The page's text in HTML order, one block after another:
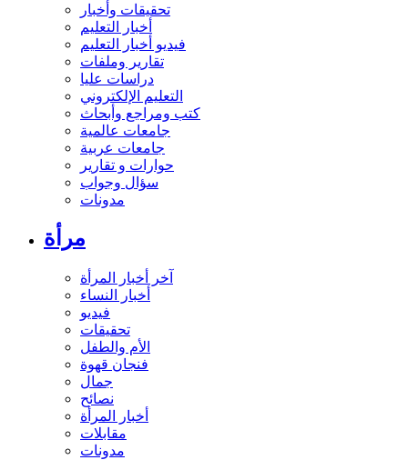
تحقيقات وأخبار
أخبار التعليم
فيديو أخبار التعليم
تقارير وملفات
دراسات عليا
التعليم الإلكتروني
كتب ومراجع وأبحاث
جامعات عالمية
جامعات عربية
حوارات و تقارير
سؤال وجواب
مدونات
مرأة
آخر أخبار المرأة
أخبار النساء
فيديو
تحقيقات
الأم والطفل
فنجان قهوة
جمال
نصائح
أخبار المرأة
مقابلات
مدونات